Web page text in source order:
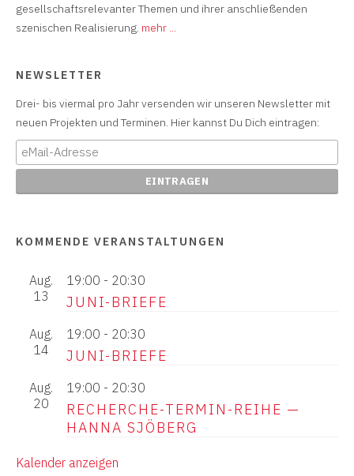
gesellschaftsrelevanter Themen und ihrer anschließenden
szenischen Realisierung. mehr ...
NEWSLETTER
Drei- bis viermal pro Jahr versenden wir unseren Newsletter mit
neuen Projekten und Terminen. Hier kannst Du Dich eintragen:
KOMMENDE VERANSTALTUNGEN
Aug.
13
19:00 - 20:30
JUNI-BRIEFE
Aug.
14
19:00 - 20:30
JUNI-BRIEFE
Aug.
20
19:00 - 20:30
RECHERCHE-TERMIN-REIHE —
HANNA SJÖBERG
Kalender anzeigen